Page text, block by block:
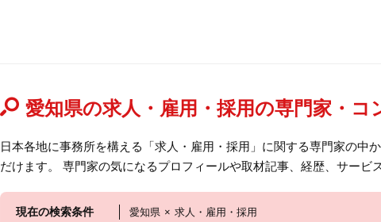
愛知県の求人・雇用・採用の専門家・コ
日本各地に事務所を構える「求人・雇用・採用」に関する専門家の中
だけます。 専門家の気になるプロフィールや取材記事、経歴、サービ
現在の検索条件 愛知県 × 求人・雇用・採用